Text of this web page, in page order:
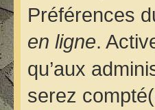
Préférences
en ligne.
qu’aux
serez